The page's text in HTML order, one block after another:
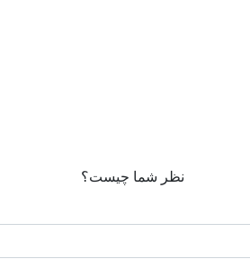
نظر شما چیست؟